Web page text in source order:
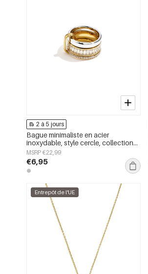
2 à 5 jours
Bague minimaliste en acier
inoxydable, style cercle, collection
Daily Simple, bijoux pour femmes
MSRP €22,99
€6,95
Entrepôt de l'UE